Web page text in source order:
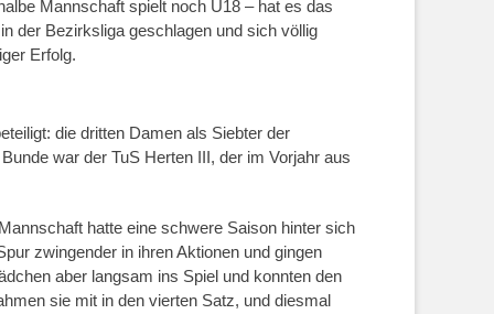
Mannschaft spielt noch U18 – hat es das
der Bezirksliga geschlagen und sich völlig
Erfolg.
die dritten Damen als Siebter der
war der TuS Herten III, der im Vorjahr aus
hatte eine schwere Saison hinter sich
zwingender in ihren Aktionen und gingen
aber langsam ins Spiel und konnten den
sie mit in den vierten Satz, und diesmal